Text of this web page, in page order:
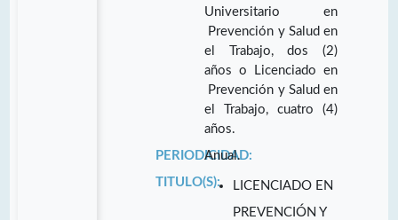
Universitario en
Prevención y Salud en
el Trabajo, dos (2)
años o Licenciado en
Prevención y Salud en
el Trabajo, cuatro (4)
años.
PERIODICIDAD:
Anual.
TITULO(S):
LICENCIADO EN
PREVENCIÓN Y